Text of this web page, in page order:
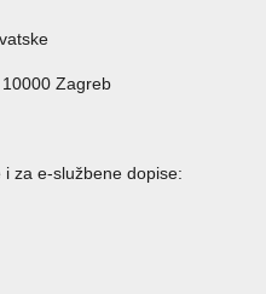
Zagreb
za e-službene dopise: